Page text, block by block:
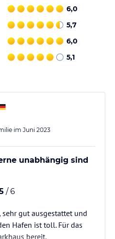
6,0
5,7
6,0
5,1
im Juni 2023
unabhängig sind
/ 6
sehr gut ausgestattet und
Hafen ist toll. Für das
bereit.